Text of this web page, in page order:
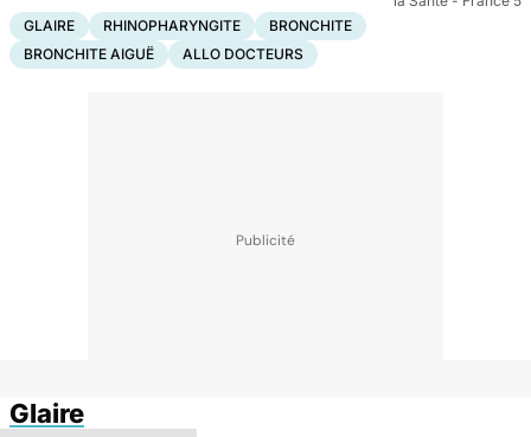
GLAIRE
RHINOPHARYNGITE
BRONCHITE
BRONCHITE AIGUË
ALLO DOCTEURS
Glaire